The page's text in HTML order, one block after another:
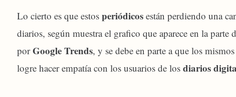
Lo cierto es que estosperiódicos están perdiendo una
diarios, según muestra el grafico que aparece en la
porGoogle Trends, y se debe en parte a que los
logre hacer empatía con los usuarios de losdiarios